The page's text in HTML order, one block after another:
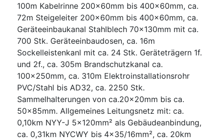
100m Kabelrinne 200x60mm bis 400x60mm, ca.
72m Steigeleiter 200x60mm bis 400x60mm, ca.
Geräteeinbaukanal Stahlblech 70x130mm mit ca.
700 Stk. Geräteeinbaudosen, ca. 16m
Sockelleistenkanl mit ca. 24 Stk. Geräteträgern 1f.
und 2f., ca. 305m Brandschutzkanal ca.
100x250mm, ca. 310m Elektroinstallationsrohr
PVC/Stahl bis AD32, ca. 2250 Stk.
Sammelhalterungen von ca.20x20mm bis ca.
50x85mm. Allgemeines Leitungsnetz mit: ca.
0,10km NYY-J 5x120mm² als Gebäudeanbindung,
ca. 0,31km NYCWY bis 4x35/16mm², ca. 20km